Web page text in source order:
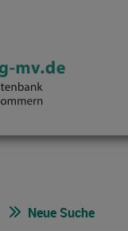
Neue Suche